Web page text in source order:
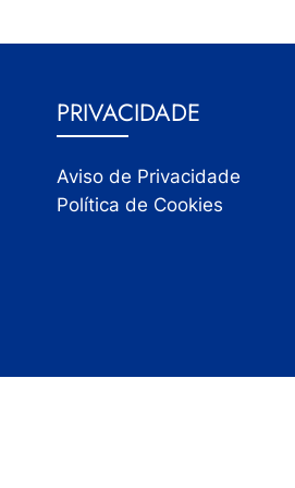
PRIVACIDADE
Aviso de Privacidade
Política de Cookies